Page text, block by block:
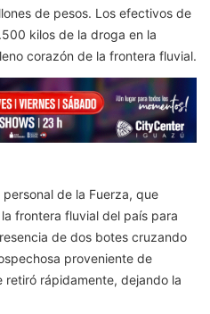
de pesos. Los efectivos de
kilos de la droga en la
corazón de la frontera fluvial.
de la Fuerza, que
frontera fluvial del país para
de dos botes cruzando
proveniente de
retiró rápidamente, dejando la